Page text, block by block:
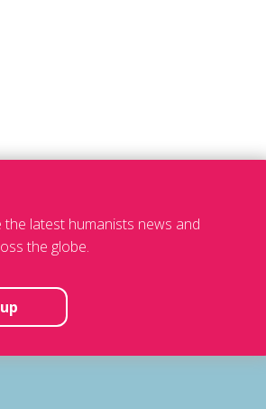
the latest humanists news and
the globe.